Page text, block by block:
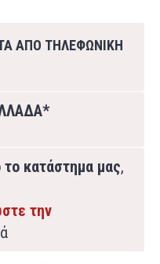
ΑΠΟ ΤΗΛΕΦΩΝΙΚΗ
κατάστημα μας,
την